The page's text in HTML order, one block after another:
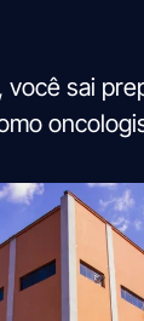
você sai